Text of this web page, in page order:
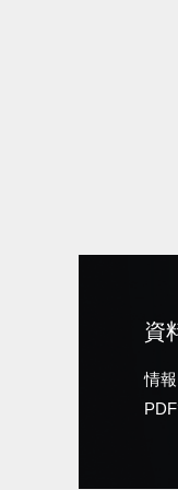
資
情